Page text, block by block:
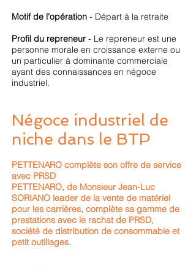
Motif de l'opération - Départ à la retraite
Profil du repreneur - Le repreneur est une
personne morale en croissance externe ou
un particulier à dominante commerciale
ayant des connaissances en négoce
industriel.
Négoce industriel de
niche dans le BTP
PETTENARO complète son offre de service
avec PRSD
PETTENARO, de Monsieur Jean-Luc
SORIANO leader de la vente de matériel
pour les carrières, complète sa gamme de
prestations avec le rachat de PRSD,
société de distribution de consommable et
petit outillages.